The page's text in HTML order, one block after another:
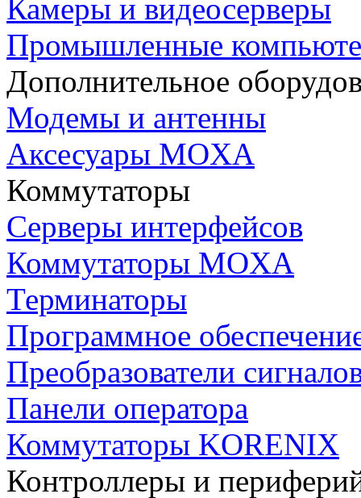
Камеры и видеосерверы
Промышленные
Дополнительное
Модемы и антенны
Аксесуары MOXA
Коммутаторы
Серверы интерфейсов
Коммутаторы MOXA
Терминаторы
Программное
Преобразователи
Панели оператора
Коммутаторы KORENIX
Контроллеры и